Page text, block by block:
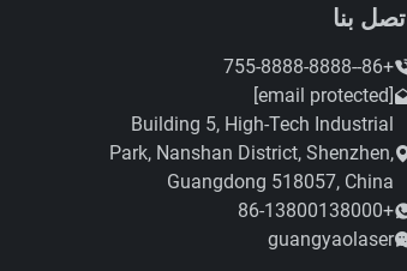
اتصل بنا
+86--755-8888-8888
[email protected]
Building 5, High-Tech Industrial
Park, Nanshan District, Shenzhen,
Guangdong 518057, China
+86-13800138000
guangyaolaser